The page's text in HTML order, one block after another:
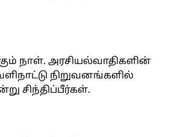
நாள். அரசியல்வாதிகளின்
நிறுவனங்களில்
சிந்திப்பீர்கள்.